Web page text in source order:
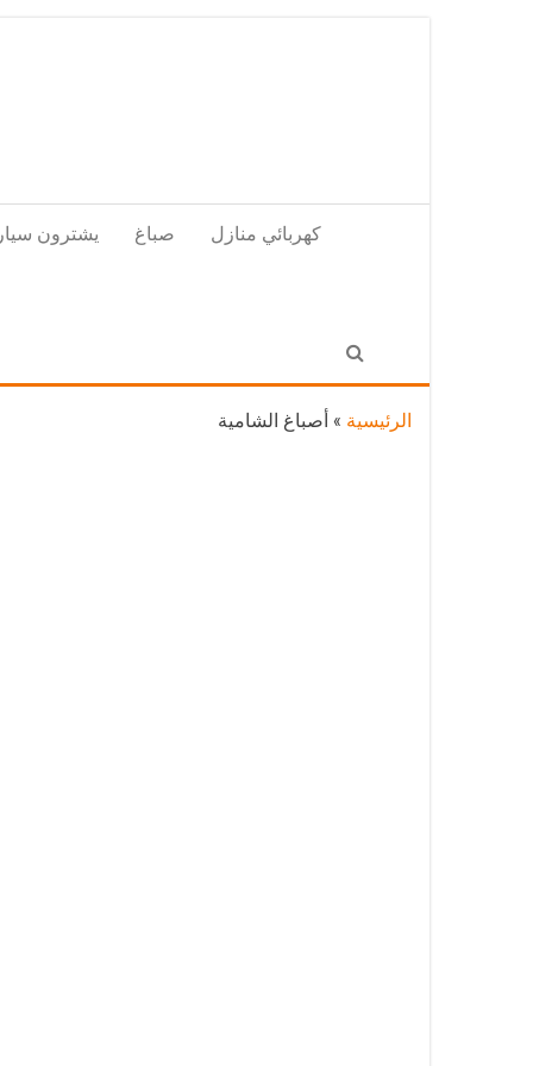
يشترون صباغ كهربائي منازل
الرئيسية » أصباغ الشامية